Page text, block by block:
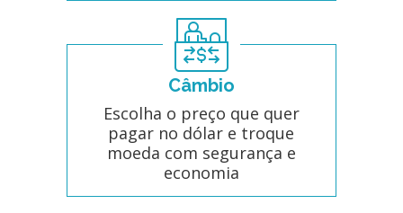
Câmbio
Escolha o preço que quer
pagar no dólar e troque
moeda com segurança e
economia